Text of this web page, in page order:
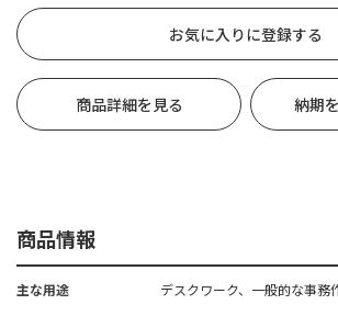
お気に入りに登録する
商品詳細を見る 納期
商品情報
主な用途
デスクワーク、一般的な事務